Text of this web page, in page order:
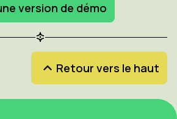
version de démo
Retour vers le haut